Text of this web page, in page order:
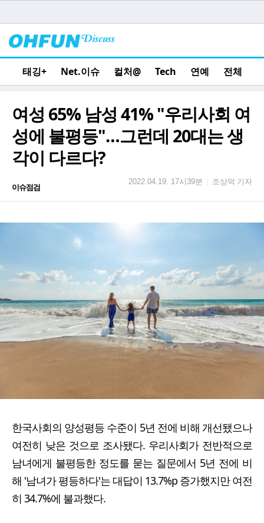
태깅+ Net.이슈 컬처@ Tech 연예 전체
여성 65% 남성 41% "우리사회 여
성에 불평등"…그런데 20대는 생
각이 다르다?
이슈점검
2022.04.19. 17시39분 조상덕 기자
한국사회의 양성평등 수준이 5년 전에 비해 개선됐으나
여전히 낮은 것으로 조사됐다. 우리사회가 전반적으로
남녀에게 불평등한 정도를 묻는 질문에서 5년 전에 비
해 '남녀가 평등하다'는 대답이 13.7%p 증가했지만 여전
히 34.7%에 불과했다.